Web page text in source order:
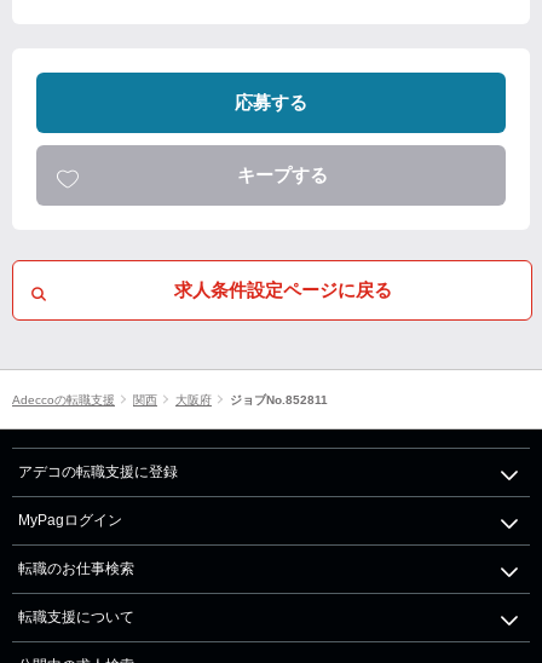
応募する
キープする
求人条件設定ページに戻る
Adeccoの転職支援 関西 大阪府 ジョブNo.852811
アデコの転職支援に登録
MyPagログイン
転職のお仕事検索
転職支援について